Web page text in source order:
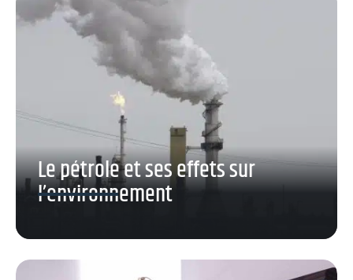
Le pétrole et ses effets sur
l’environnement